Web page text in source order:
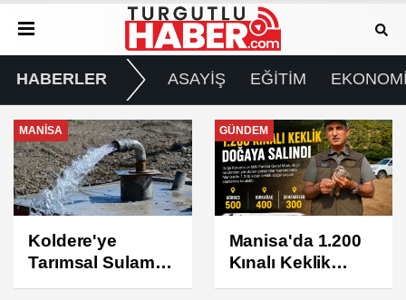
HABERLER ASAYİŞ EĞİTİM
GÜNDEM
Manisa'da 1.200
Kınalı Keklik
Doğaya Salındı
GÜNDEM
Turgutlu'da 8
Ağustos
Cumartesi Günü